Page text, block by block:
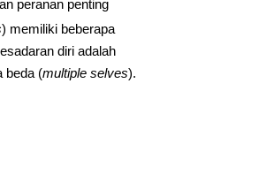
peranan penting
) memiliki beberapa
diri adalah
beda (multiple selves).